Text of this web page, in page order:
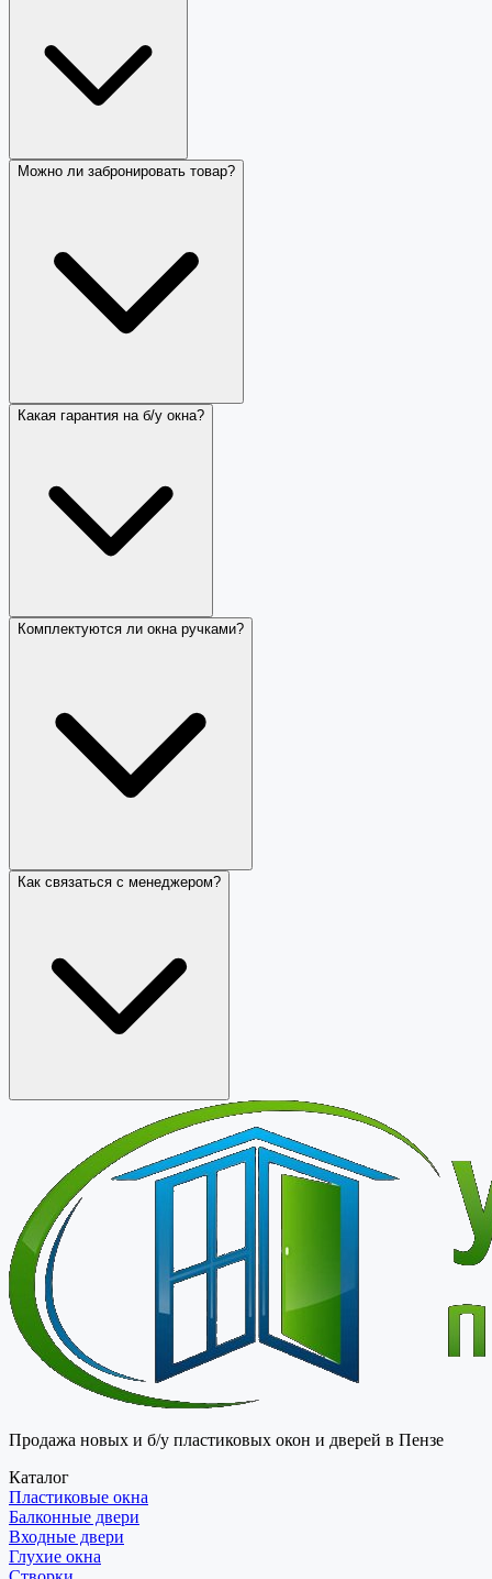
Можно ли забронировать товар?
Какая гарантия на б/у окна?
Комплектуются ли окна ручками?
Как связаться с менеджером?
Продажа новых и б/у пластиковых окон и дверей в Пензе
Каталог
Пластиковые окна
Балконные двери
Входные двери
Глухие окна